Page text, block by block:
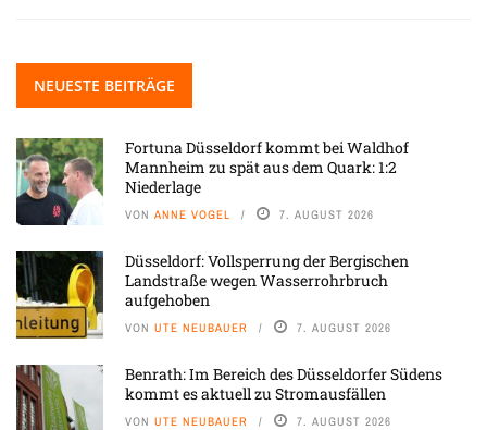
NEUESTE BEITRÄGE
Fortuna Düsseldorf kommt bei Waldhof
Mannheim zu spät aus dem Quark: 1:2
Niederlage
VON ANNE VOGEL 7. AUGUST 2026
Düsseldorf: Vollsperrung der Bergischen
Landstraße wegen Wasserrohrbruch
aufgehoben
VON UTE NEUBAUER 7. AUGUST 2026
Benrath: Im Bereich des Düsseldorfer Südens
kommt es aktuell zu Stromausfällen
VON UTE NEUBAUER 7. AUGUST 2026